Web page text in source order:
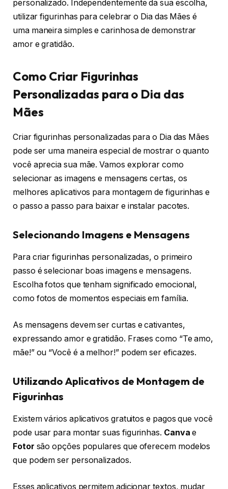
personalizado. Independentemente da sua escolha,
utilizar figurinhas para celebrar o Dia das Mães é
uma maneira simples e carinhosa de demonstrar
amor e gratidão.
Como Criar Figurinhas
Personalizadas para o Dia das
Mães
Criar figurinhas personalizadas para o Dia das Mães
pode ser uma maneira especial de mostrar o quanto
você aprecia sua mãe. Vamos explorar como
selecionar as imagens e mensagens certas, os
melhores aplicativos para montagem de figurinhas e
o passo a passo para baixar e instalar pacotes.
Selecionando Imagens e Mensagens
Para criar figurinhas personalizadas, o primeiro
passo é selecionar boas imagens e mensagens.
Escolha fotos que tenham significado emocional,
como fotos de momentos especiais em família.
As mensagens devem ser curtas e cativantes,
expressando amor e gratidão. Frases como “Te amo,
mãe!” ou “Você é a melhor!” podem ser eficazes.
Utilizando Aplicativos de Montagem de
Figurinhas
Existem vários aplicativos gratuitos e pagos que você
pode usar para montar suas figurinhas. Canva e
Fotor são opções populares que oferecem modelos
que podem ser personalizados.
Esses aplicativos permitem adicionar textos, mudar